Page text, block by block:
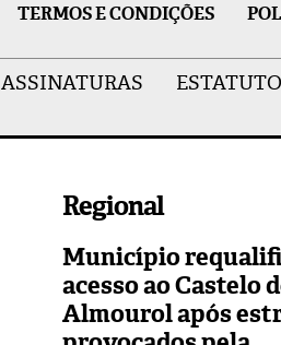
TERMOS E CONDIÇÕES
ASSINATURAS
Regional
Município
acesso ao Castelo
Almourol após